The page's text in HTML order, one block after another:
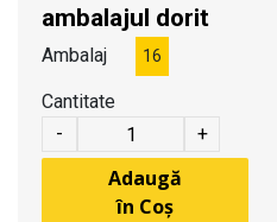
ambalajul dorit
Ambalaj 16
Cantitate
-
+
Adaugă
în Coș